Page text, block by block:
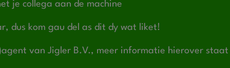
je collega aan de machine
dus kom gau del as dit dy wat liket!
van Jigler B.V., meer informatie hierover staat